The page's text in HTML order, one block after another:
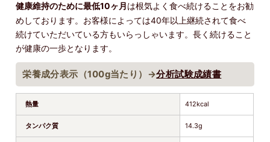
健康維持のために最低10ヶ月 は根気よく食べ続けることをお勧
めしております。お客様によっては40年以上継続されて食べ
続けていただいている方もいらっしゃいます。長く続けること
が健康の一歩となります。
栄養成分表示（100g当たり）→分析試験成績書
熱量 412kcal
タンパク質 14.3g